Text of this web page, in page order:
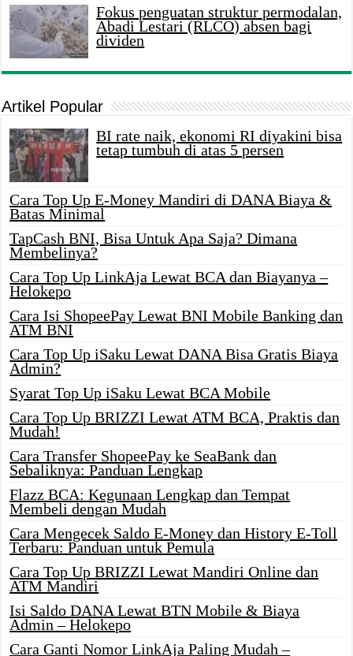
Fokus penguatan struktur permodalan,
Abadi Lestari (RLCO) absen bagi
dividen
Artikel Popular
BI rate naik, ekonomi RI diyakini bisa
tetap tumbuh di atas 5 persen
Cara Top Up E-Money Mandiri di DANA Biaya &
Batas Minimal
TapCash BNI, Bisa Untuk Apa Saja? Dimana
Membelinya?
Cara Top Up LinkAja Lewat BCA dan Biayanya –
Helokepo
Cara Isi ShopeePay Lewat BNI Mobile Banking dan
ATM BNI
Cara Top Up iSaku Lewat DANA Bisa Gratis Biaya
Admin?
Syarat Top Up iSaku Lewat BCA Mobile
Cara Top Up BRIZZI Lewat ATM BCA, Praktis dan
Mudah!
Cara Transfer ShopeePay ke SeaBank dan
Sebaliknya: Panduan Lengkap
Flazz BCA: Kegunaan Lengkap dan Tempat
Membeli dengan Mudah
Cara Mengecek Saldo E-Money dan History E-Toll
Terbaru: Panduan untuk Pemula
Cara Top Up BRIZZI Lewat Mandiri Online dan
ATM Mandiri
Isi Saldo DANA Lewat BTN Mobile & Biaya
Admin – Helokepo
Cara Ganti Nomor LinkAja Paling Mudah –